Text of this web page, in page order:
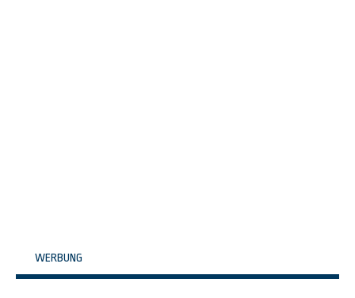
WERBUNG